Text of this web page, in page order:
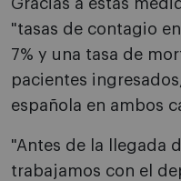
Gracias a estas
"tasas de contagio
7% y una tasa de
pacientes
española en ambos
"Antes de la llegada
trabajamos con el